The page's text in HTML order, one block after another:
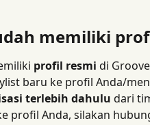
memiliki
profil resmi di
baru ke profil Anda/
terlebih dahulu dari
profil Anda, silakan